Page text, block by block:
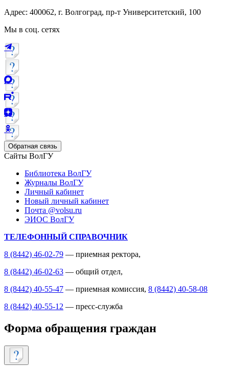
Адрес: 400062, г. Волгоград, пр-т Университетский, 100
Мы в соц. сетях
Обратная связь
Сайты ВолГУ
Библиотека ВолГУ
Журналы ВолГУ
Личный кабинет
Новый личный кабинет
Почта @volsu.ru
ЭИОС ВолГУ
ТЕЛЕФОННЫЙ СПРАВОЧНИК
8 (8442) 46-02-79 — приемная ректора,
8 (8442) 46-02-63 — общий отдел,
8 (8442) 40-55-47 — приемная комиссия, 8 (8442) 40-58-08
8 (8442) 40-55-12 — пресс-служба
Форма обращения граждан